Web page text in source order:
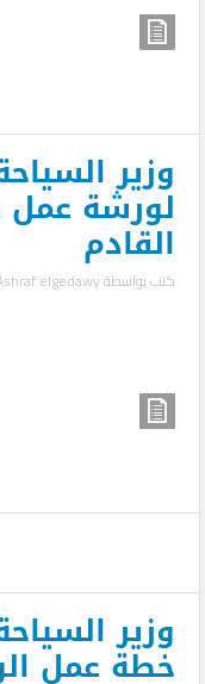
وزير
لورشة عمل
القادم
كتب بواسطةelgedawy
وزير
خطة عمل